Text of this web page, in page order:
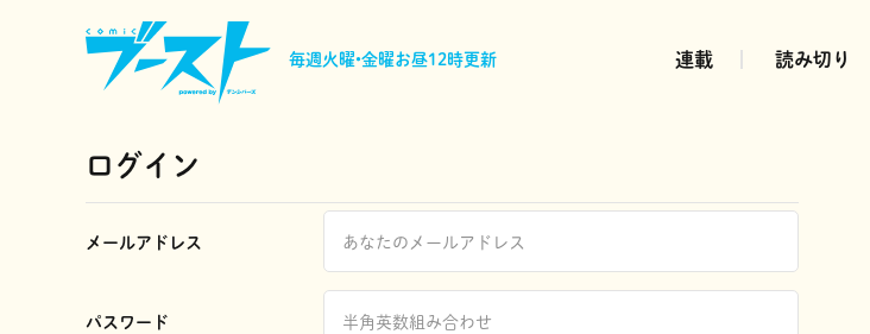
毎週火曜•金曜お昼12時更新 連載 読み切り
ログイン
メールアドレス
パスワード